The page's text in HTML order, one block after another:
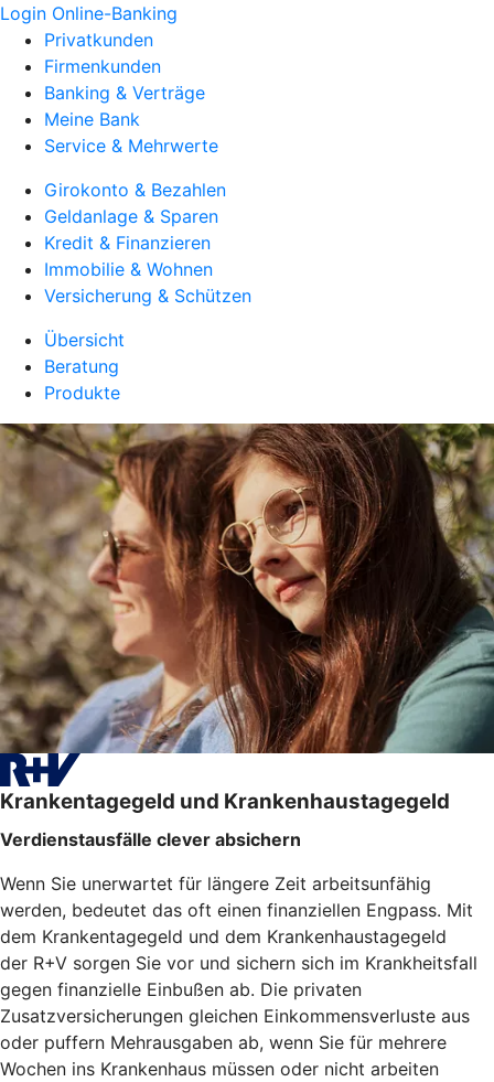
Login Online-Banking
Privatkunden
Firmenkunden
Banking & Verträge
Meine Bank
Service & Mehrwerte
Girokonto & Bezahlen
Geldanlage & Sparen
Kredit & Finanzieren
Immobilie & Wohnen
Versicherung & Schützen
Übersicht
Beratung
Produkte
Krankentagegeld und Krankenhaustagegeld
Verdienstausfälle clever absichern
Wenn Sie unerwartet für längere Zeit arbeitsunfähig
werden, bedeutet das oft einen finanziellen Engpass. Mit
dem Krankentagegeld und dem Krankenhaustagegeld
der R+V sorgen Sie vor und sichern sich im Krankheitsfall
gegen finanzielle Einbußen ab. Die privaten
Zusatzversicherungen gleichen Einkommensverluste aus
oder puffern Mehrausgaben ab, wenn Sie für mehrere
Wochen ins Krankenhaus müssen oder nicht arbeiten